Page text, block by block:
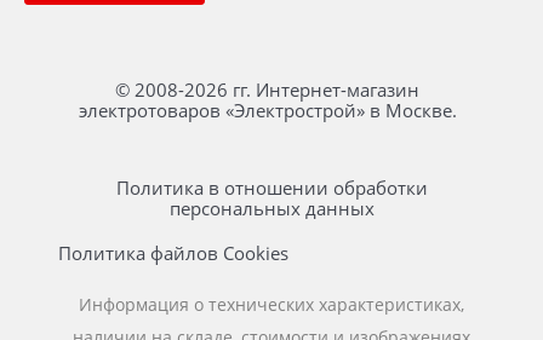
© 2008-2026 гг. Интернет-магазин
электротоваров «Электрострой» в Москве.
Политика в отношении обработки
персональных данных
Политика файлов Cookies
Информация о технических характеристиках,